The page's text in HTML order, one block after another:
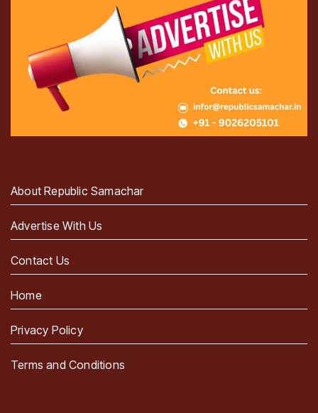
About Republic Samachar
Advertise With Us
Contact Us
Home
Privacy Policy
Terms and Conditions